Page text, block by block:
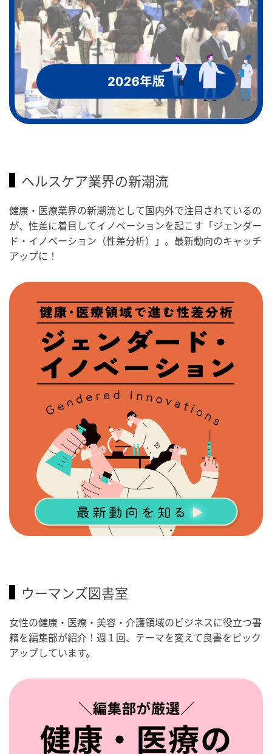
ヘルスケア業界の新潮流
健康・医療業界の新潮流として国内外で注目されているの
が、性差に着目してイノベーションを起こす「ジェンダー
ド・イノベーション（性差分析）」。最新動向のキャッチ
アップに！
ウーマンズ図書室
女性の健康・医療・美容・介護領域のビジネスに役立つ書
籍を編集部が紹介！週１回、テーマを変えて良書をピック
アップしています。